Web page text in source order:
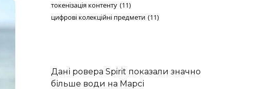
токенізація контенту (11)
цифрові колекційні предмети (11)
Дані ровера Spirit показали значно
більше води на Марсі